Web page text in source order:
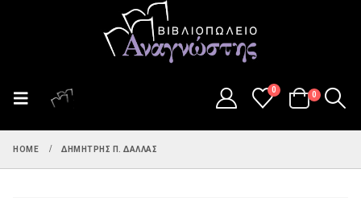
0
0
HOME ΔΗΜΉΤΡΗΣ Π. ΔΆΛΛΑΣ